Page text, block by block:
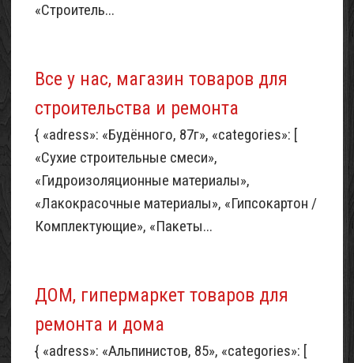
«Строитель...
Все у нас, магазин товаров для
строительства и ремонта
{ «adress»: «Будённого, 87г», «categories»: [
«Сухие строительные смеси»,
«Гидроизоляционные материалы»,
«Лакокрасочные материалы», «Гипсокартон /
Комплектующие», «Пакеты...
ДОМ, гипермаркет товаров для
ремонта и дома
{ «adress»: «Альпинистов, 85», «categories»: [